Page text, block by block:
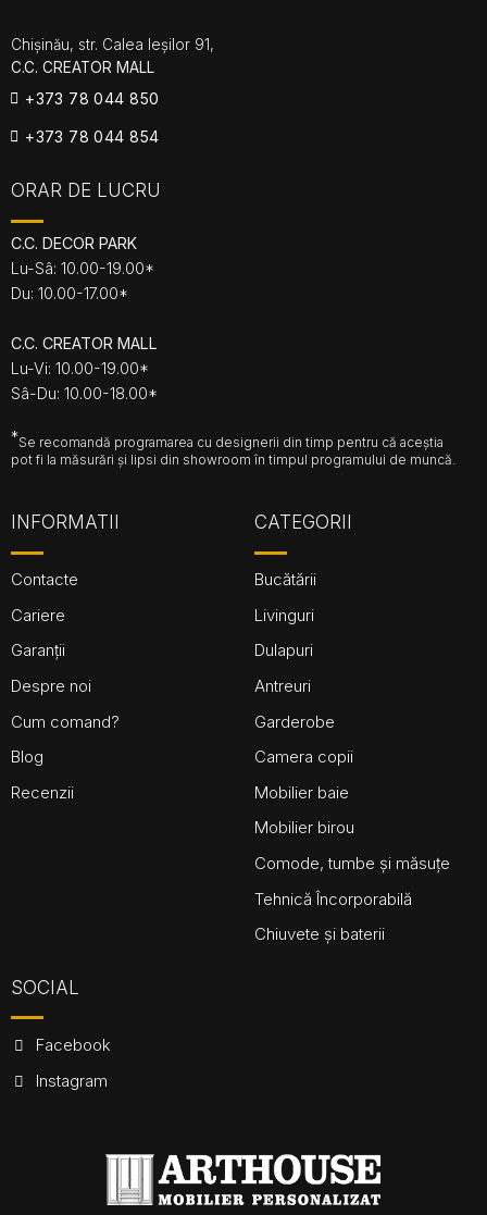
Chișinău, str. Calea Ieșilor 91,
C.C. CREATOR MALL
+373 78 044 850
+373 78 044 854
ORAR DE LUCRU
C.C. DECOR PARK
Lu-Sâ: 10.00-19.00*
Du: 10.00-17.00*
C.C. CREATOR MALL
Lu-Vi: 10.00-19.00*
Sâ-Du: 10.00-18.00*
*Se recomandă programarea cu designerii din timp pentru că aceștia
pot fi la măsurări și lipsi din showroom în timpul programului de muncă.
INFORMATII
Contacte
Cariere
Garanții
Despre noi
Cum comand?
Blog
Recenzii
CATEGORII
Bucătării
Livinguri
Dulapuri
Antreuri
Garderobe
Camera copii
Mobilier baie
Mobilier birou
Comode, tumbe și măsuțe
Tehnică Încorporabilă
Chiuvete și baterii
SOCIAL
Facebook
Instagram